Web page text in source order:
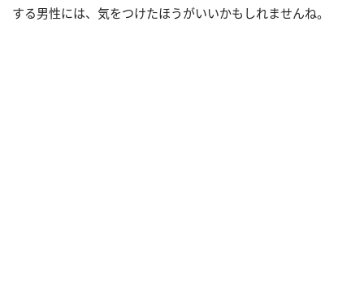
する男性には、気をつけたほうがいいかもしれませんね。